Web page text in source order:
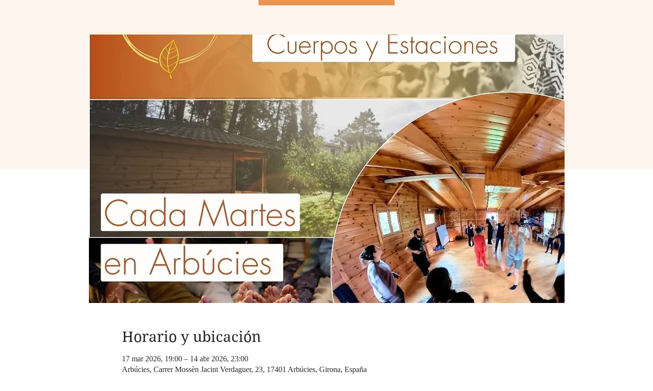
Horario y ubicación
17 mar 2026, 19:00 – 14 abr 2026, 23:00
Arbúcies, Carrer Mossèn Jacint Verdaguer, 23, 17401 Arbúcies, Girona, España